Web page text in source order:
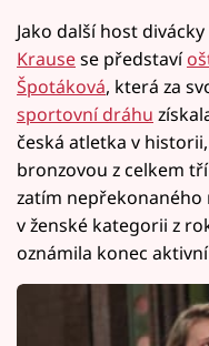
Jako další host
Krausese představí
Špotáková, která za
sportovní dráhu
česká atletka v
bronzovou z celkem tří
zatím
v ženské kategorii z
oznámila konec